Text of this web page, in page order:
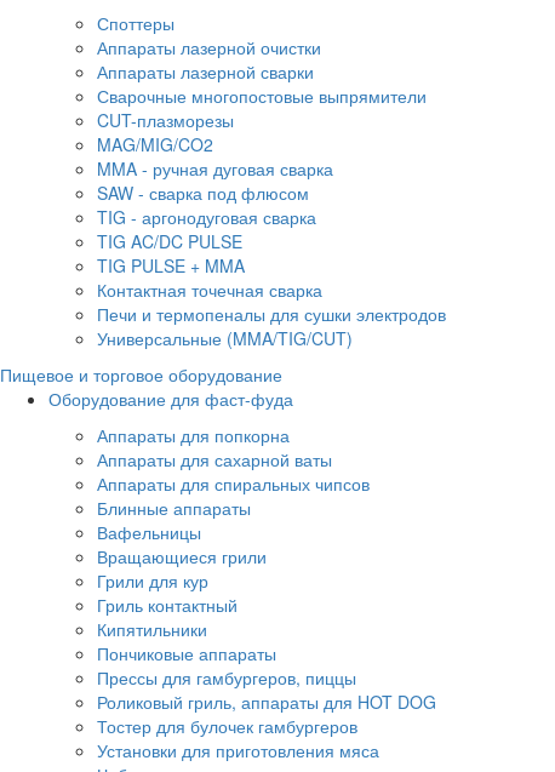
Споттеры
Аппараты лазерной очистки
Аппараты лазерной сварки
Сварочные многопостовые выпрямители
CUT-плазморезы
MAG/MIG/CO2
MMA - ручная дуговая сварка
SAW - сварка под флюсом
TIG - аргонодуговая сварка
TIG AC/DC PULSE
TIG PULSE + MMA
Контактная точечная сварка
Печи и термопеналы для сушки электродов
Универсальные (MMA/TIG/CUT)
Пищевое и торговое оборудование
Оборудование для фаст-фуда
Аппараты для попкорна
Аппараты для сахарной ваты
Аппараты для спиральных чипсов
Блинные аппараты
Вафельницы
Вращающиеся грили
Грили для кур
Гриль контактный
Кипятильники
Пончиковые аппараты
Прессы для гамбургеров, пиццы
Роликовый гриль, аппараты для HOT DOG
Тостер для булочек гамбургеров
Установки для приготовления мяса